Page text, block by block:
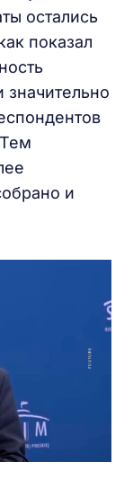
остались
показал
значительно
и